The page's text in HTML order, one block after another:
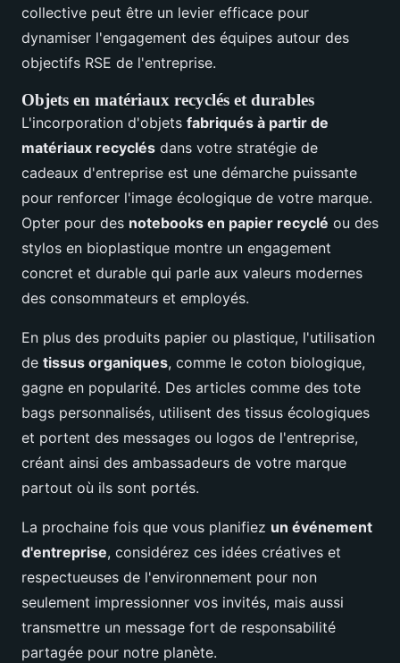
collective peut être un levier efficace pour
dynamiser l'engagement des équipes autour des
objectifs RSE de l'entreprise.
Objets en matériaux recyclés et durables
L'incorporation d'objets fabriqués à partir de
matériaux recyclés dans votre stratégie de
cadeaux d'entreprise est une démarche puissante
pour renforcer l'image écologique de votre marque.
Opter pour des notebooks en papier recyclé ou des
stylos en bioplastique montre un engagement
concret et durable qui parle aux valeurs modernes
des consommateurs et employés.
En plus des produits papier ou plastique, l'utilisation
de tissus organiques, comme le coton biologique,
gagne en popularité. Des articles comme des tote
bags personnalisés, utilisent des tissus écologiques
et portent des messages ou logos de l'entreprise,
créant ainsi des ambassadeurs de votre marque
partout où ils sont portés.
La prochaine fois que vous planifiez un événement
d'entreprise, considérez ces idées créatives et
respectueuses de l'environnement pour non
seulement impressionner vos invités, mais aussi
transmettre un message fort de responsabilité
partagée pour notre planète.